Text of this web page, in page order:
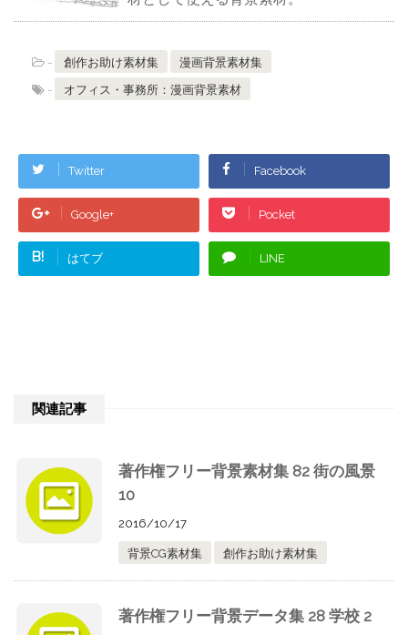
- 創作お助け素材集
漫画背景素材集
-
オフィス・事務所：漫画背景素材
Twitter Facebook
Google+ Pocket
B! はてブ LINE
関連記事
著作権フリー背景素材集 82 街の風景
10
2016/10/17
背景CG素材集 創作お助け素材集
著作権フリー背景データ集 28 学校 2